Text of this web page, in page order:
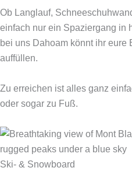
Ob Langlauf,
einfach nur ein Spaziergang in
bei uns Dahoam könnt ihr eure
auffüllen.
Zu erreichen ist alles ganz
oder sogar zu Fuß.
Ski- & Snowboard